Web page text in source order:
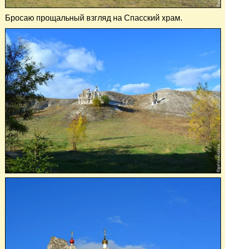
Бросаю прощальный взгляд на Спасский храм.